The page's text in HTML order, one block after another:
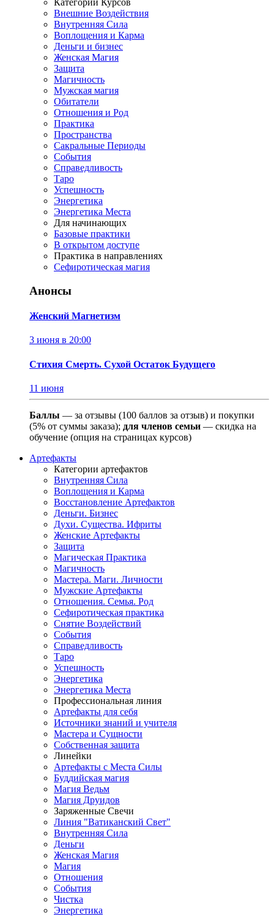
Категории Курсов
Внешние Воздействия
Внутренняя Сила
Воплощения и Карма
Деньги и бизнес
Женская Магия
Защита
Магичность
Мужская магия
Обитатели
Отношения и Род
Практика
Пространства
Сакральные Периоды
События
Справедливость
Таро
Успешность
Энергетика
Энергетика Места
Для начинающих
Базовые практики
В открытом доступе
Практика в направлениях
Сефиротическая магия
Анонсы
Женский Магнетизм
3 июня в 20:00
Стихия Смерть. Сухой Остаток Будущего
11 июня
Баллы — за отзывы (100 баллов за отзыв) и покупки
(5% от суммы заказа); для членов семьи — скидка на
обучение (опция на страницах курсов)
Артефакты
Категории артефактов
Внутренняя Сила
Воплощения и Карма
Восстановление Артефактов
Деньги. Бизнес
Духи. Существа. Ифриты
Женские Артефакты
Защита
Магическая Практика
Магичность
Мастера. Маги. Личности
Мужские Артефакты
Отношения. Семья. Род
Сефиротическая практика
Снятие Воздействий
События
Справедливость
Таро
Успешность
Энергетика
Энергетика Места
Профессиональная линия
Артефакты для себя
Источники знаний и учителя
Мастера и Сущности
Собственная защита
Линейки
Артефакты с Места Силы
Буддийская магия
Магия Ведьм
Магия Друидов
Заряженные Свечи
Линия "Ватиканский Свет"
Внутренняя Сила
Деньги
Женская Магия
Магия
Отношения
События
Чистка
Энергетика